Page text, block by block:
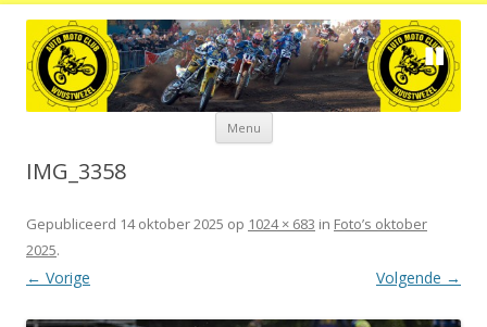
Menu Spring
de
IMG_3358
Gepubliceerd 14 oktober 2025 op 1024 × 683 in Foto’s oktober
2025.
← Vorige Volgende →